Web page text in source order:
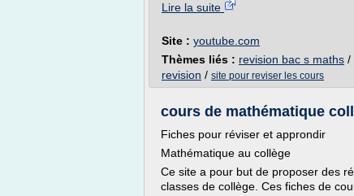
Lire la suite
Site : youtube.com
Thèmes liés : revision bac s maths /
revision / site pour reviser les cours
cours de mathématique
Fiches pour réviser et approndir
Mathématique au collège
Ce site a pour but de proposer des
classes de collège. Ces fiches de